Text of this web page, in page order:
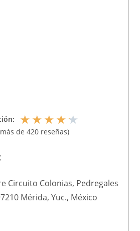
★★★★★
de 420 reseñas)
Circuito Colonias, Pedregales
Mérida, Yuc., México